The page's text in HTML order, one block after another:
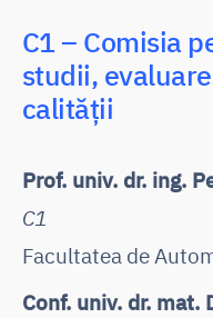
C1 – Comisia
studii,
calităţii
Prof. univ. dr. ing.
C1
Facultatea de
Conf. univ. dr. mat.